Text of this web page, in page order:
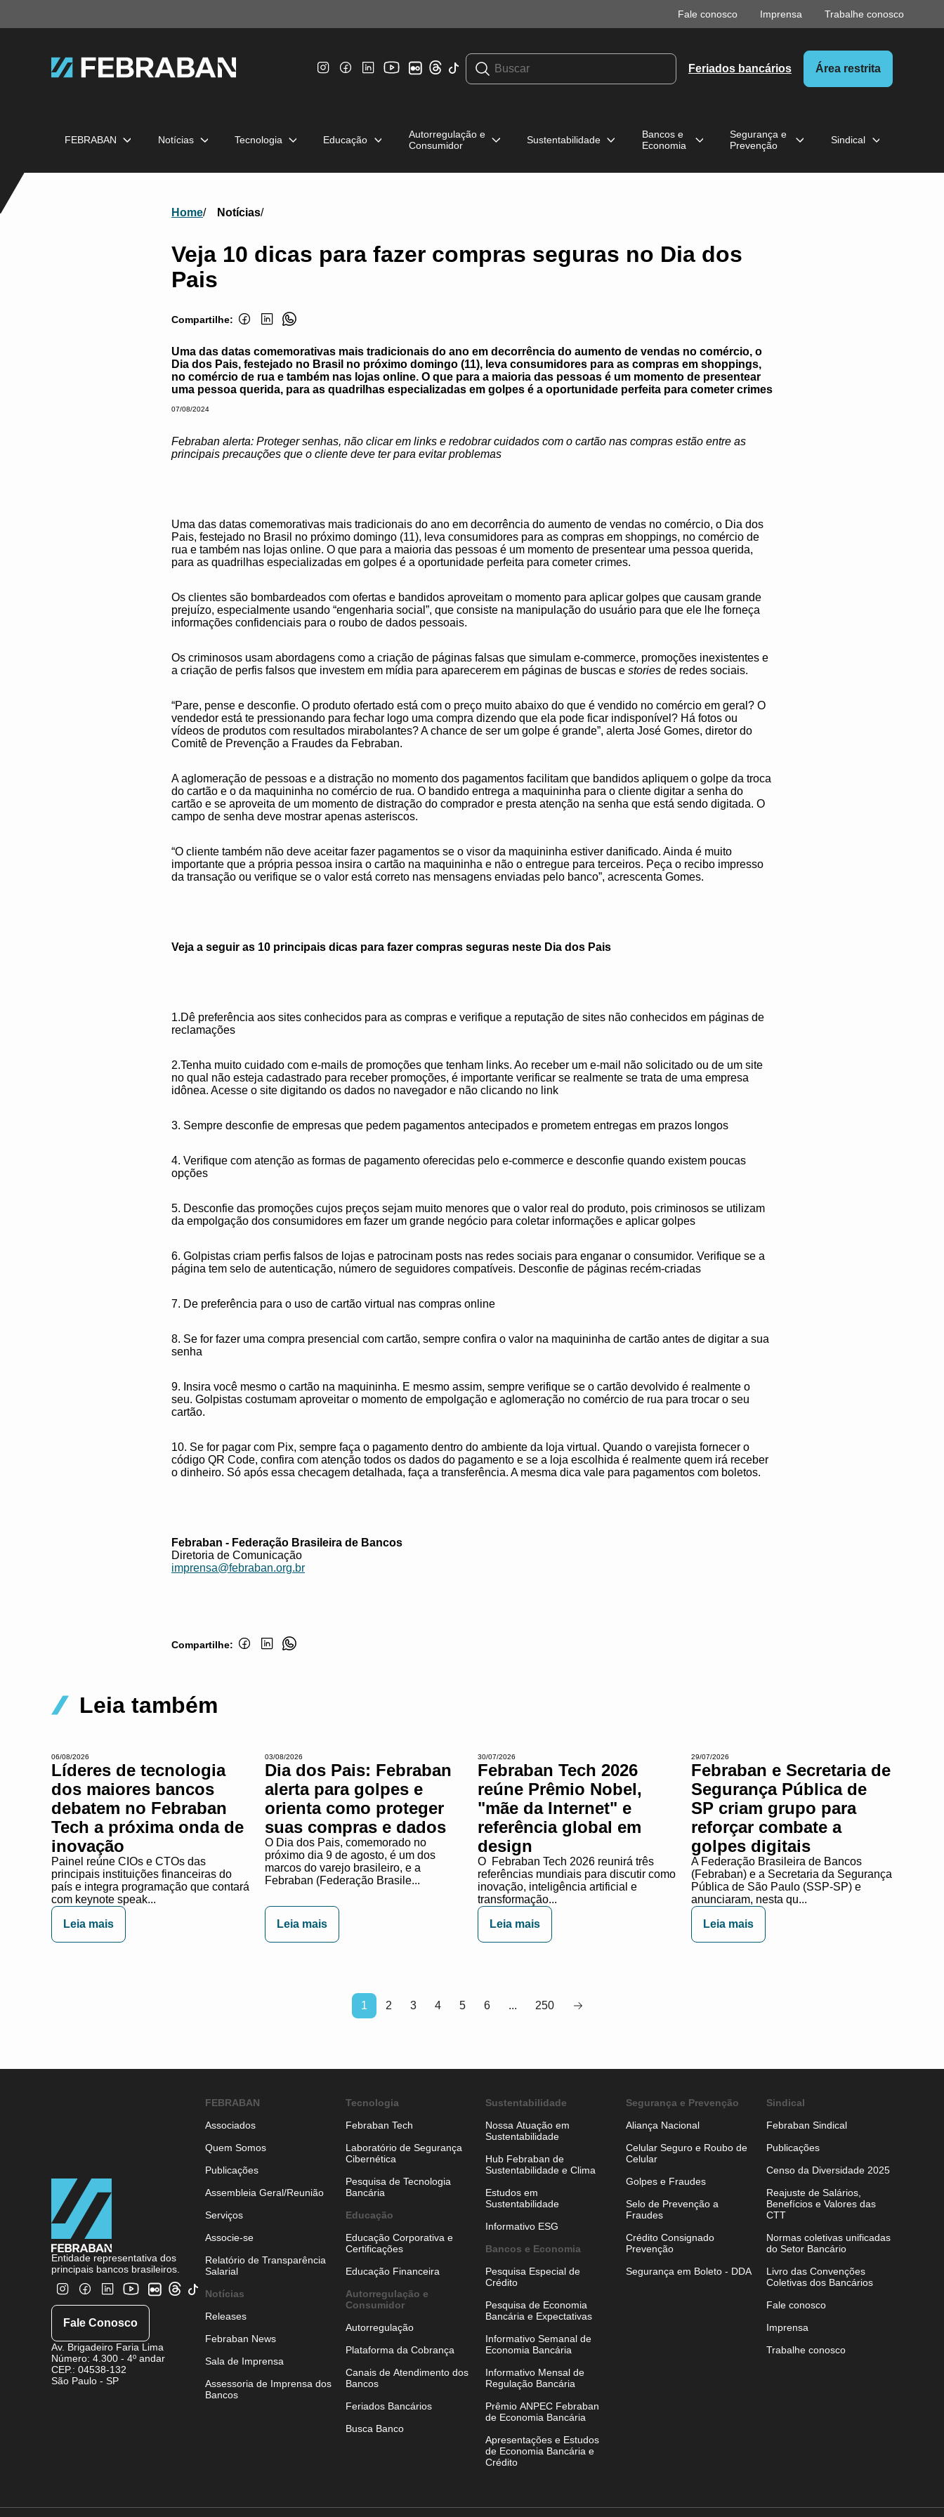
Fale conosco Imprensa Trabalhe conosco
Feriados bancários Área restrita
FEBRABAN Notícias Tecnologia Educação
Autorregulação e
Consumidor
Sustentabilidade
Bancos e
Economia
Segurança e
Prevenção
Sindical
Home Notícias
Veja 10 dicas para fazer compras seguras no Dia dos
Pais
Compartilhe:
Uma das datas comemorativas mais tradicionais do ano em decorrência do aumento de vendas no comércio, o
Dia dos Pais, festejado no Brasil no próximo domingo (11), leva consumidores para as compras em shoppings,
no comércio de rua e também nas lojas online. O que para a maioria das pessoas é um momento de presentear
uma pessoa querida, para as quadrilhas especializadas em golpes é a oportunidade perfeita para cometer crimes
07/08/2024
Febraban alerta: Proteger senhas, não clicar em links e redobrar cuidados com o cartão nas compras estão entre as
principais precauções que o cliente deve ter para evitar problemas
Uma das datas comemorativas mais tradicionais do ano em decorrência do aumento de vendas no comércio, o Dia dos
Pais, festejado no Brasil no próximo domingo (11), leva consumidores para as compras em shoppings, no comércio de
rua e também nas lojas online. O que para a maioria das pessoas é um momento de presentear uma pessoa querida,
para as quadrilhas especializadas em golpes é a oportunidade perfeita para cometer crimes.
Os clientes são bombardeados com ofertas e bandidos aproveitam o momento para aplicar golpes que causam grande
prejuízo, especialmente usando “engenharia social”, que consiste na manipulação do usuário para que ele lhe forneça
informações confidenciais para o roubo de dados pessoais.
Os criminosos usam abordagens como a criação de páginas falsas que simulam e-commerce, promoções inexistentes e
a criação de perfis falsos que investem em mídia para aparecerem em páginas de buscas e stories de redes sociais.
“Pare, pense e desconfie. O produto ofertado está com o preço muito abaixo do que é vendido no comércio em geral? O
vendedor está te pressionando para fechar logo uma compra dizendo que ela pode ficar indisponível? Há fotos ou
vídeos de produtos com resultados mirabolantes? A chance de ser um golpe é grande”, alerta José Gomes, diretor do
Comitê de Prevenção a Fraudes da Febraban.
A aglomeração de pessoas e a distração no momento dos pagamentos facilitam que bandidos apliquem o golpe da troca
do cartão e o da maquininha no comércio de rua. O bandido entrega a maquininha para o cliente digitar a senha do
cartão e se aproveita de um momento de distração do comprador e presta atenção na senha que está sendo digitada. O
campo de senha deve mostrar apenas asteriscos.
“O cliente também não deve aceitar fazer pagamentos se o visor da maquininha estiver danificado. Ainda é muito
importante que a própria pessoa insira o cartão na maquininha e não o entregue para terceiros. Peça o recibo impresso
da transação ou verifique se o valor está correto nas mensagens enviadas pelo banco”, acrescenta Gomes.
Veja a seguir as 10 principais dicas para fazer compras seguras neste Dia dos Pais
1.Dê preferência aos sites conhecidos para as compras e verifique a reputação de sites não conhecidos em páginas de
reclamações
2.Tenha muito cuidado com e-mails de promoções que tenham links. Ao receber um e-mail não solicitado ou de um site
no qual não esteja cadastrado para receber promoções, é importante verificar se realmente se trata de uma empresa
idônea. Acesse o site digitando os dados no navegador e não clicando no link
3. Sempre desconfie de empresas que pedem pagamentos antecipados e prometem entregas em prazos longos
4. Verifique com atenção as formas de pagamento oferecidas pelo e-commerce e desconfie quando existem poucas
opções
5. Desconfie das promoções cujos preços sejam muito menores que o valor real do produto, pois criminosos se utilizam
da empolgação dos consumidores em fazer um grande negócio para coletar informações e aplicar golpes
6. Golpistas criam perfis falsos de lojas e patrocinam posts nas redes sociais para enganar o consumidor. Verifique se a
página tem selo de autenticação, número de seguidores compatíveis. Desconfie de páginas recém-criadas
7. De preferência para o uso de cartão virtual nas compras online
8. Se for fazer uma compra presencial com cartão, sempre confira o valor na maquininha de cartão antes de digitar a sua
senha
9. Insira você mesmo o cartão na maquininha. E mesmo assim, sempre verifique se o cartão devolvido é realmente o
seu. Golpistas costumam aproveitar o momento de empolgação e aglomeração no comércio de rua para trocar o seu
cartão.
10. Se for pagar com Pix, sempre faça o pagamento dentro do ambiente da loja virtual. Quando o varejista fornecer o
código QR Code, confira com atenção todos os dados do pagamento e se a loja escolhida é realmente quem irá receber
o dinheiro. Só após essa checagem detalhada, faça a transferência. A mesma dica vale para pagamentos com boletos.
Febraban - Federação Brasileira de Bancos
Diretoria de Comunicação
imprensa@febraban.org.br
Compartilhe:
Leia também
06/08/2026
Líderes de tecnologia
dos maiores bancos
debatem no Febraban
Tech a próxima onda de
inovação
Painel reúne CIOs e CTOs das
principais instituições financeiras do
país e integra programação que contará
com keynote speak...
Leia mais
03/08/2026
Dia dos Pais: Febraban
alerta para golpes e
orienta como proteger
suas compras e dados
O Dia dos Pais, comemorado no
próximo dia 9 de agosto, é um dos
marcos do varejo brasileiro, e a
Febraban (Federação Brasile...
Leia mais
30/07/2026
Febraban Tech 2026
reúne Prêmio Nobel,
"mãe da Internet" e
referência global em
design
O Febraban Tech 2026 reunirá três
referências mundiais para discutir como
inovação, inteligência artificial e
transformação...
Leia mais
29/07/2026
Febraban e Secretaria de
Segurança Pública de
SP criam grupo para
reforçar combate a
golpes digitais
A Federação Brasileira de Bancos
(Febraban) e a Secretaria da Segurança
Pública de São Paulo (SSP-SP) e
anunciaram, nesta qu...
Leia mais
1 2 3 4 5 6 ... 250
Entidade representativa dos
principais bancos brasileiros.
Fale Conosco
Av. Brigadeiro Faria Lima
Número: 4.300 - 4º andar
CEP.: 04538-132
São Paulo - SP
FEBRABAN
Associados
Quem Somos
Publicações
Assembleia Geral/Reunião
Serviços
Associe-se
Relatório de Transparência
Salarial
Notícias
Releases
Febraban News
Sala de Imprensa
Assessoria de Imprensa dos
Bancos
Tecnologia
Febraban Tech
Laboratório de Segurança
Cibernética
Pesquisa de Tecnologia
Bancária
Educação
Educação Corporativa e
Certificações
Educação Financeira
Autorregulação e
Consumidor
Autorregulação
Plataforma da Cobrança
Canais de Atendimento dos
Bancos
Feriados Bancários
Busca Banco
Sustentabilidade
Nossa Atuação em
Sustentabilidade
Hub Febraban de
Sustentabilidade e Clima
Estudos em
Sustentabilidade
Informativo ESG
Bancos e Economia
Pesquisa Especial de
Crédito
Pesquisa de Economia
Bancária e Expectativas
Informativo Semanal de
Economia Bancária
Informativo Mensal de
Regulação Bancária
Prêmio ANPEC Febraban
de Economia Bancária
Apresentações e Estudos
de Economia Bancária e
Crédito
Segurança e Prevenção
Aliança Nacional
Celular Seguro e Roubo de
Celular
Golpes e Fraudes
Selo de Prevenção a
Fraudes
Crédito Consignado
Prevenção
Segurança em Boleto - DDA
Sindical
Febraban Sindical
Publicações
Censo da Diversidade 2025
Reajuste de Salários,
Benefícios e Valores das
CTT
Normas coletivas unificadas
do Setor Bancário
Livro das Convenções
Coletivas dos Bancários
Fale conosco
Imprensa
Trabalhe conosco